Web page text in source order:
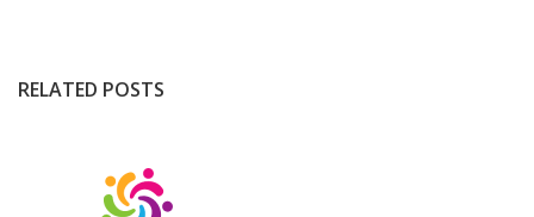
RELATED POSTS